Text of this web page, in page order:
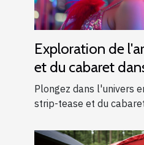
Exploration de
et du cabaret
moderne
Plongez dans l'univers
strip-tease et du